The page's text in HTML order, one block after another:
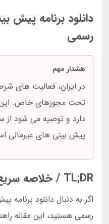
دانلود برنامه پیش
رسمی
هشدار مهم
در ایران، فعالیت های
تحت مجوزهای خاص. این
دارد و توصیه می شود از
پیش بینی های غیرمالی
TL;DR / خلاصه سریع
اگر به دنبال دانلود برنامه
رسمی هستید، این مقاله